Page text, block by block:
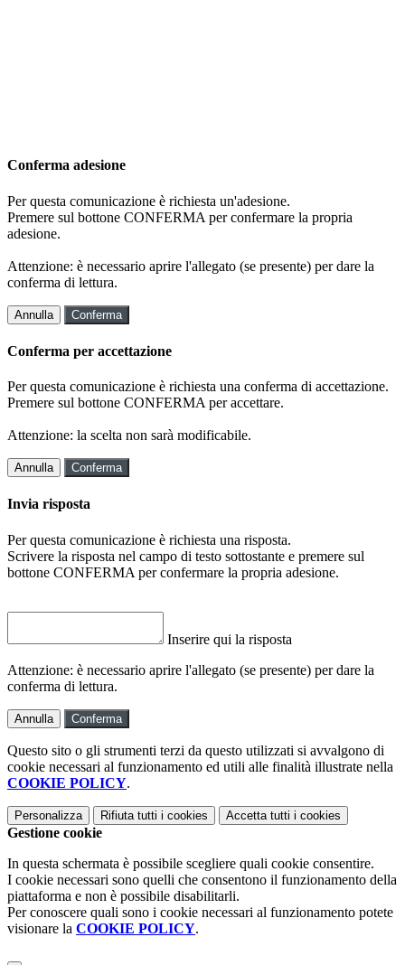
Conferma adesione
Per questa comunicazione è richiesta un'adesione.
Premere sul bottone CONFERMA per confermare la propria
adesione.
Attenzione: è necessario aprire l'allegato (se presente) per dare la
conferma di lettura.
Annulla Conferma
Conferma per accettazione
Per questa comunicazione è richiesta una conferma di accettazione.
Premere sul bottone CONFERMA per accettare.
Attenzione: la scelta non sarà modificabile.
Annulla Conferma
Invia risposta
Per questa comunicazione è richiesta una risposta.
Scrivere la risposta nel campo di testo sottostante e premere sul
bottone CONFERMA per confermare la propria adesione.
Inserire qui la risposta
Attenzione: è necessario aprire l'allegato (se presente) per dare la
conferma di lettura.
Annulla Conferma
Questo sito o gli strumenti terzi da questo utilizzati si avvalgono di
cookie necessari al funzionamento ed utili alle finalità illustrate nella
COOKIE POLICY.
Personalizza Rifiuta tutti i cookies Accetta tutti i cookies
Gestione cookie
In questa schermata è possibile scegliere quali cookie consentire.
I cookie necessari sono quelli che consentono il funzionamento della
piattaforma e non è possibile disabilitarli.
Per conoscere quali sono i cookie necessari al funzionamento potete
visionare la COOKIE POLICY.